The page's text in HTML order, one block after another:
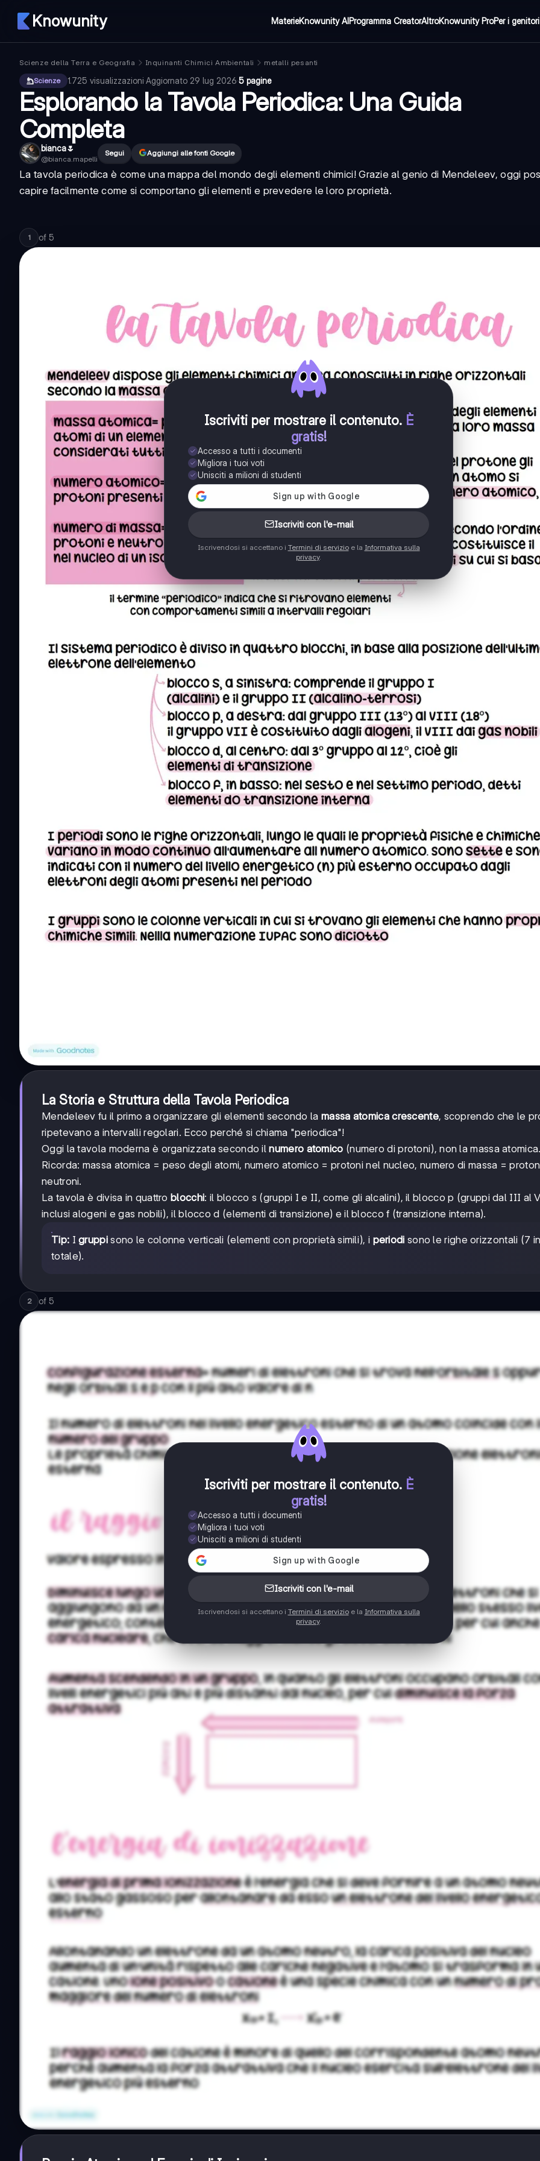
Knowunity MaterieKnowunity AIProgramma CreatorAltroKnowunity ProPer i genitori
Scienze della Terra e Geografia Inquinanti Chimici Ambientali
metalli pesanti
Scienze
1.725 visualizzazioni·Aggiornato 29 lug 2026·5 pagine
Esplorando la Tavola Periodica: Una Guida
Completa
bianca🌷
@bianca.mapelli
Segui Aggiungi alle fonti Google
La tavola periodica è come una mappa del mondo degli elementi chimici! Grazie al genio di Mendeleev, oggi
capire facilmente come si comportano gli elementi e prevedere le loro proprietà.
1 of 5
Iscriviti per mostrare il contenuto. È
gratis!
Accesso a tutti i documenti
Migliora i tuoi voti
Unisciti a milioni di studenti
Iscriviti con l'e-mail
Iscrivendosi si accettano i Termini di servizioe la Informativa sulla
privacy.
La Storia e Struttura della Tavola Periodica
Mendeleev fu il primo a organizzare gli elementi secondo la massa atomica crescente, scoprendo che le
ripetevano a intervalli regolari. Ecco perché si chiama "periodica"!
Oggi la tavola moderna è organizzata secondo ilnumero atomico (numero di protoni), non la massa atomica.
Ricorda: massa atomica = peso degli atomi, numero atomico = protoni nel nucleo, numero di massa =
neutroni.
La tavola è divisa in quattro blocchi: il blocco s (gruppi I e II, come gli alcalini), il blocco p (gruppi dal III al
inclusi alogeni e gas nobili), il blocco d (elementi di transizione) e il blocco f (transizione interna).
Tip: Igruppisono le colonne verticali (elementi con proprietà simili), i periodi sono le righe orizzontali (7 in
totale).
2 of 5
Iscriviti per mostrare il contenuto. È
gratis!
Accesso a tutti i documenti
Migliora i tuoi voti
Unisciti a milioni di studenti
Iscriviti con l'e-mail
Iscrivendosi si accettano i Termini di servizioe la Informativa sulla
privacy.